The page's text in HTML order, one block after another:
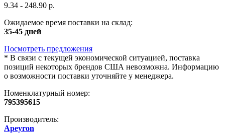
9.34 - 248.90 р.
Ожидаемое время поставки на склад:
35-45 дней
Посмотреть предложения
* В связи с текущей экономической ситуацией, поставка
позиций некоторых брендов США невозможна. Информацию
о возможности поставки уточняйте у менеджера.
Номенклатурный номер:
795395615
Производитель:
Apeyron